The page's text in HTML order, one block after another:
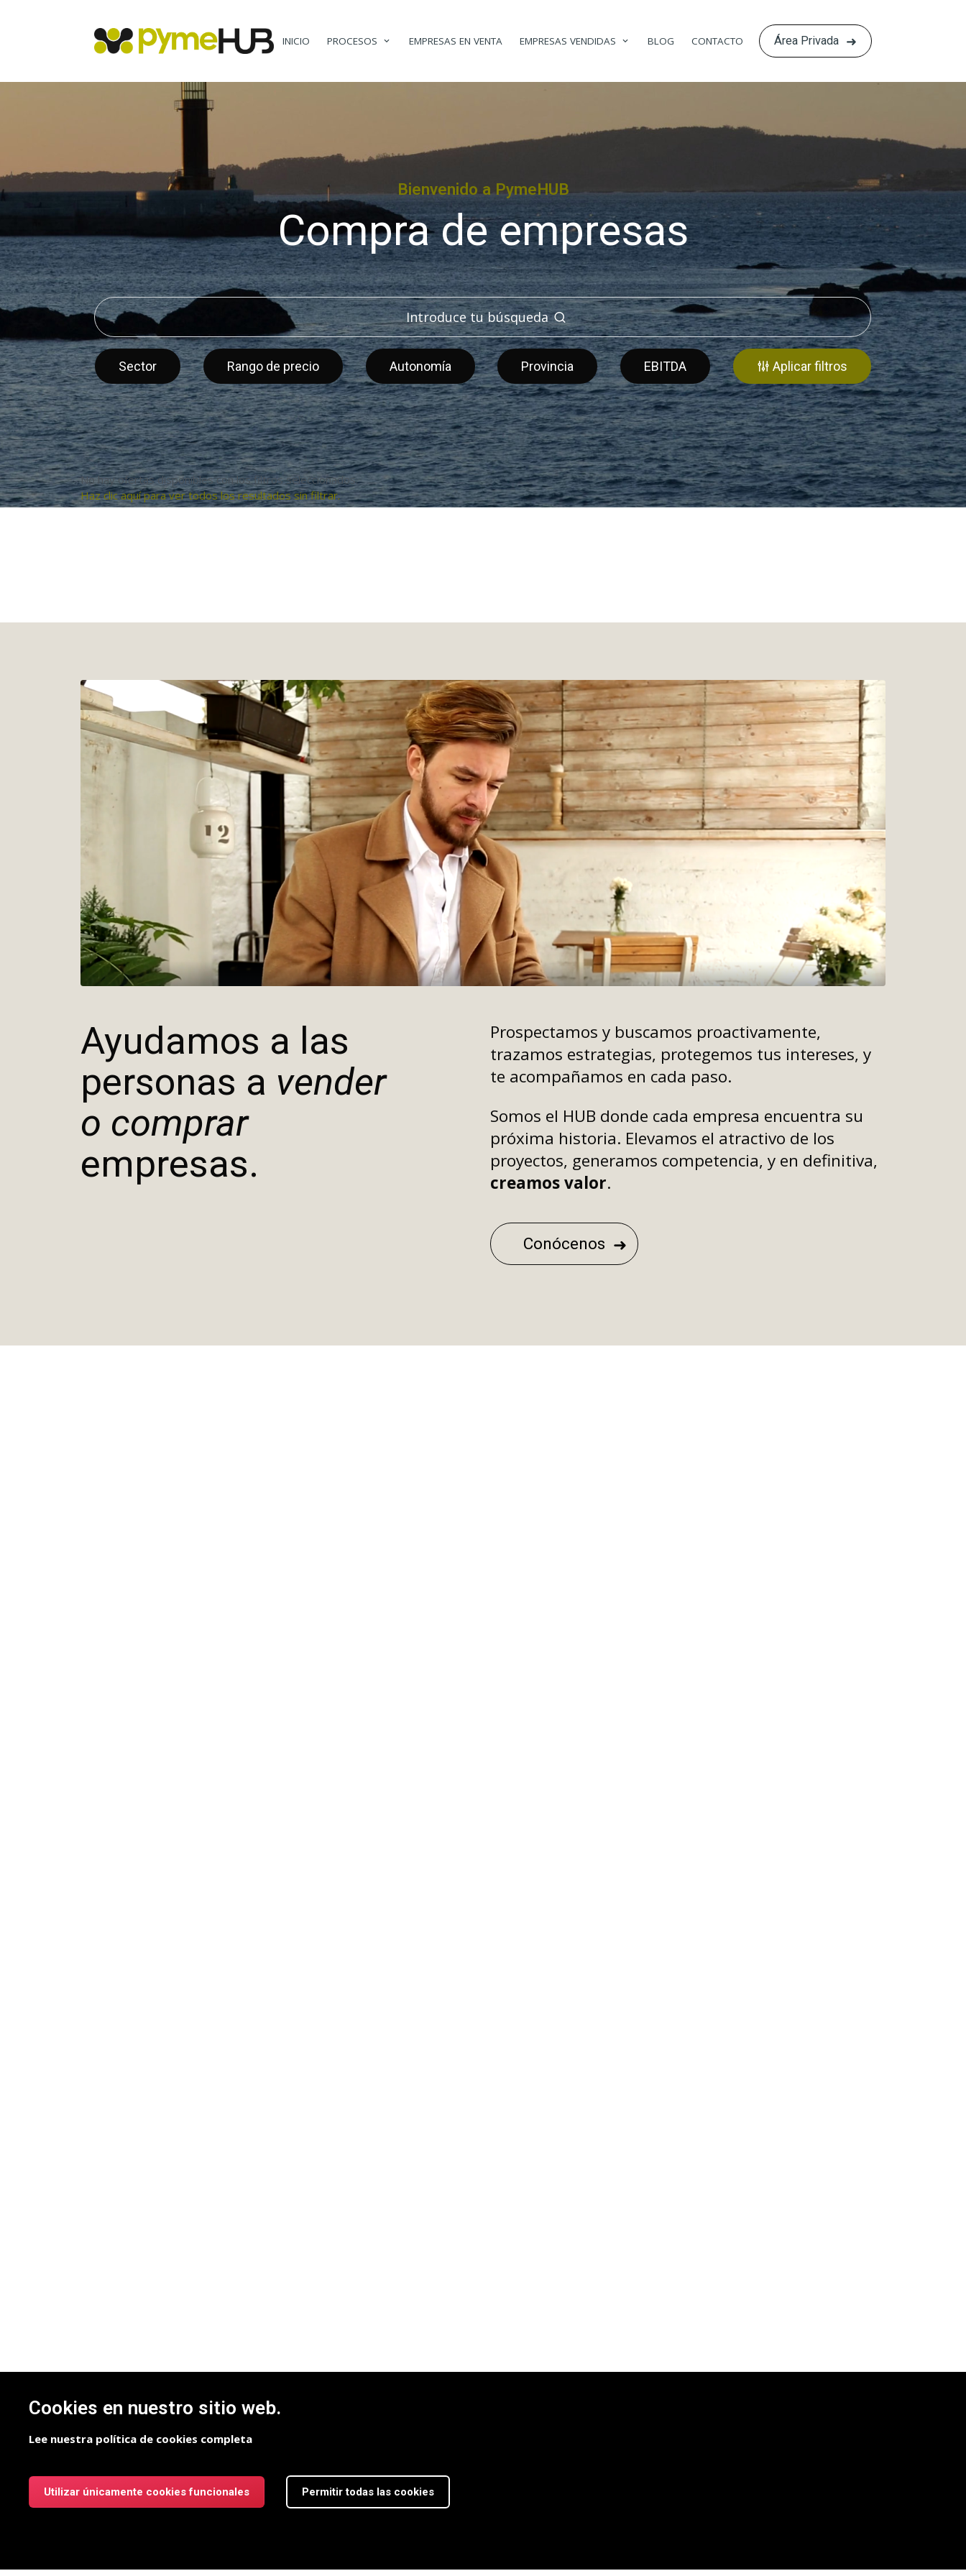
INICIO PROCESOS EMPRESAS EN VENTA EMPRESAS VENDIDAS BLOG CONTACTO Área Privada
Bienvenido a PymeHUB
Compra de empresas
Sector Rango de precio Autonomía Provincia EBITDA Aplicar filtros
No hay ofertas disponibles con los filtros seleccionados.
Haz clic aquí para ver todos los resultados sin filtrar.
Ayudamos a las
personas a vender
o comprar
empresas.
Prospectamos y buscamos proactivamente,
trazamos estrategias, protegemos tus intereses, y
te acompañamos en cada paso.
Somos el HUB donde cada empresa encuentra su
próxima historia. Elevamos el atractivo de los
proyectos, generamos competencia, y en definitiva,
creamos valor.
Conócenos
Cookies en nuestro sitio web.
Lee nuestra política de cookies completa
Utilizar únicamente cookies funcionales Permitir todas las cookies